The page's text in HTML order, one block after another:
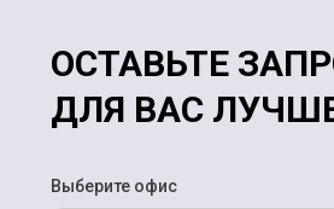
ОСТАВЬТЕ
ДЛЯ ВАС
Выберите офис